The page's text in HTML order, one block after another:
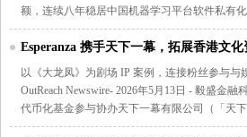
额，连续八年稳居中国机器学习平台软件私有
Esperanza 携手天下一幕，拓展香港文
以《大龙凤》为剧场 IP 案例，连接粉丝参与
OutReach Newswire- 2026年5月13日 - 毅盛金
代币化基金参与协办天下一幕有限公司（「天